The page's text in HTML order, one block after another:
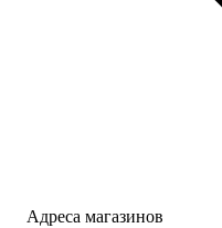
Адреса магазинов